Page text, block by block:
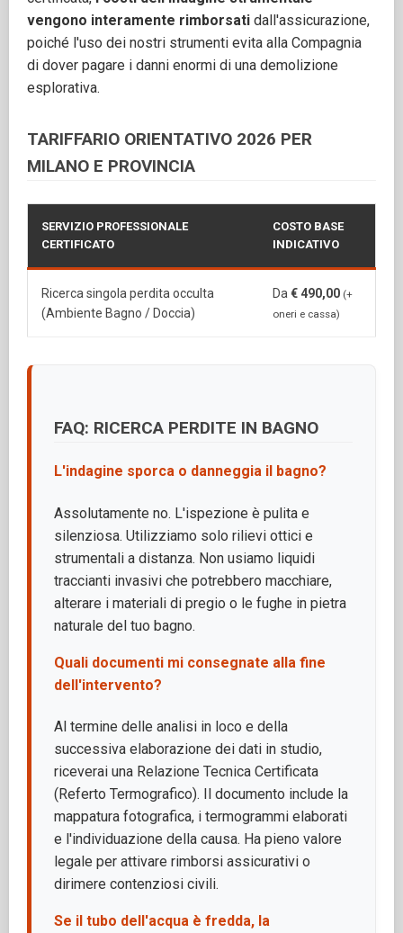
vengono interamente rimborsatidall'assicurazione,
poiché l'uso dei nostri strumenti evita alla Compagnia
di dover pagare i danni enormi di una demolizione
esplorativa.
TARIFFARIO ORIENTATIVO 2026 PER
MILANO E PROVINCIA
SERVIZIO PROFESSIONALE
CERTIFICATO
COSTO BASE
INDICATIVO
Ricerca singola perdita occulta
(Ambiente Bagno / Doccia)
Da€ 490,00 (+
oneri e cassa)
FAQ: RICERCA PERDITE IN BAGNO
L'indagine sporca o danneggia il bagno?
Assolutamente no. L'ispezione è pulita e
silenziosa. Utilizziamo solo rilievi ottici e
strumentali a distanza. Non usiamo liquidi
traccianti invasivi che potrebbero macchiare,
alterare i materiali di pregio o le fughe in pietra
naturale del tuo bagno.
Quali documenti mi consegnate alla fine
dell'intervento?
Al termine delle analisi in loco e della
successiva elaborazione dei dati in studio,
riceverai una Relazione Tecnica Certificata
(Referto Termografico). Il documento include la
mappatura fotografica, i termogrammi elaborati
e l'individuazione della causa. Ha pieno valore
legale per attivare rimborsi assicurativi o
dirimere contenziosi civili.
Se il tubo dell'acqua è fredda, la